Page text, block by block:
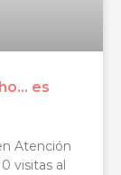
es
Atención
visitas al